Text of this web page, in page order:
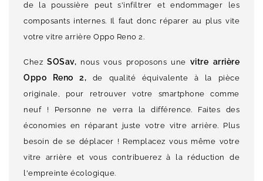
de la poussière peut s'infiltrer et endommager les
composants internes. Il faut donc réparer au plus vite
votre vitre arrière Oppo Reno 2.
ChezSOSav, nous vous proposons une vitre arrière
Oppo Reno 2, de qualité équivalente à la pièce
originale, pour retrouver votre smartphone comme
neuf ! Personne ne verra la différence. Faites des
économies en réparant juste votre vitre arrière. Plus
besoin de se déplacer ! Remplacez vous même votre
vitre arrière et vous contribuerez à la réduction de
l'empreinte écologique.